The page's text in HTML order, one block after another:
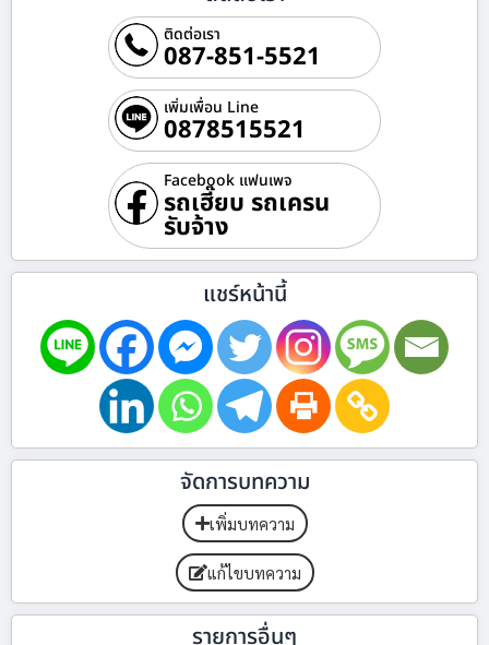
ติดต่อเรา
087-851-5521
เพิ่มเพื่อน Line
0878515521
Facebook แฟนเพจ
รถเฮี๊ยบ รถเครน
รับจ้าง
แชร์หน้านี้
จัดการบทความ
เพิ่มบทความ
แก้ไขบทความ
รายการอื่นๆ